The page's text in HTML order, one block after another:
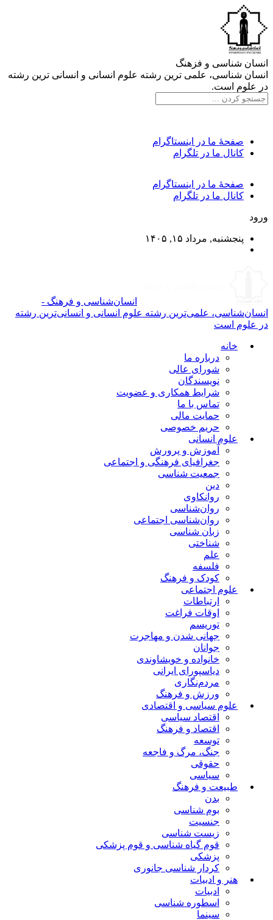
انسان شناسی و فزهنگ
انسان شناسی، علمی ترین رشته علوم انسانی و انسانی ترین رشته
در علوم است.
صفحۀ ما در اینستاگرام
کانال ما در تلگرام
صفحۀ ما در اینستاگرام
کانال ما در تلگرام
ورود
پنجشنبه, مرداد ۱۵, ۱۴۰۵
انسان‌شناسی و فرهنگ -
انسان‌شناسی، علمی‌ترین رشته علوم انسانی و انسانی‌ترین رشته
در علوم است
خانه
درباره ما
شورای عالی
نویسندگان
شرایط همکاری و عضویت
تماس با ما
حمایت مالی
حریم خصوصی
علوم انسانی
آموزش و پرورش
جغرافیای فرهنگی و اجتماعی
جمعیت شناسی
دین
روانکاوی
روان‌شناسی
روان‌شناسی اجتماعی
زبان شناسی
شناختی
علم
فلسفه
کودک و فرهنگ
علوم اجتماعی
ارتباطات
اوقات فراغت
توریسم
جهانی شدن و مهاجرت
جوانان
خانواده و خویشاوندی
دیاسپورای ایرانی
مردم‌نگاری
ورزش و فرهنگ
علوم سیاسی و اقتصادی
اقتصاد سیاسی
اقتصاد و فرهنگ
توسعه
جنگ، مرگ و فاجعه
حقوقی
سیاسی
طبیعت و فرهنگ
بدن
بوم شناسی
جنسیت
زیست شناسی
قوم گیاه شناسی و قوم پزشکی
پزشکی
کردار شناسی جانوری
هنر و ادبیات
ادبیات
اسطوره شناسی
سینما